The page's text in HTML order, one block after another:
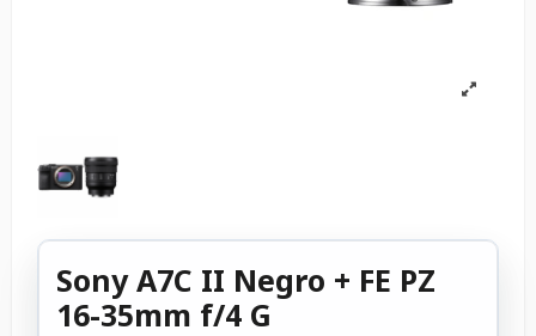
Sony A7C II Negro + FE PZ
16-35mm f/4 G